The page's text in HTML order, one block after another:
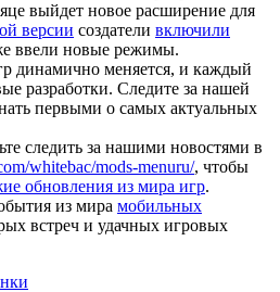
выйдет новое расширение для
версии создатели включили
ввели новые режимы.
динамично меняется, и каждый
разработки. Следите за нашей
первыми о самых актуальных
следить за нашими новостями в
whitebac/mods-menuru/, чтобы
обновления из мира игр.
из мира мобильных
встреч и удачных игровых